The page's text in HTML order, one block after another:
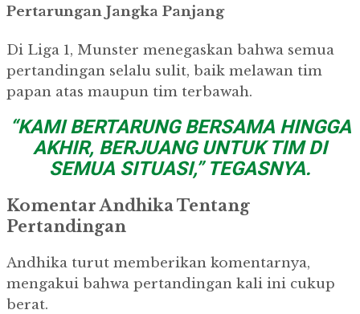
Pertarungan Jangka Panjang
Di Liga 1, Munster menegaskan bahwa semua
pertandingan selalu sulit, baik melawan tim
papan atas maupun tim terbawah.
“KAMI BERTARUNG BERSAMA HINGGA
AKHIR, BERJUANG UNTUK TIM DI
SEMUA SITUASI,” TEGASNYA.
Komentar Andhika Tentang
Pertandingan
Andhika turut memberikan komentarnya,
mengakui bahwa pertandingan kali ini cukup
berat.